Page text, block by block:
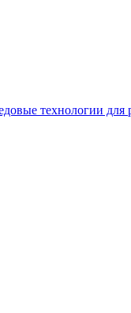
технологии для